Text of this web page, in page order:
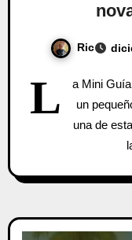
Ric
L
a Mini
un
una de